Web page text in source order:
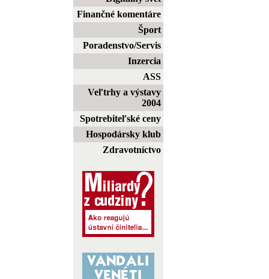
Finančné komentáre
Šport
Poradenstvo/Servis
Inzercia
ASS
Veľtrhy a výstavy
2004
Spotrebiteľské ceny
Hospodársky klub
Zdravotníctvo